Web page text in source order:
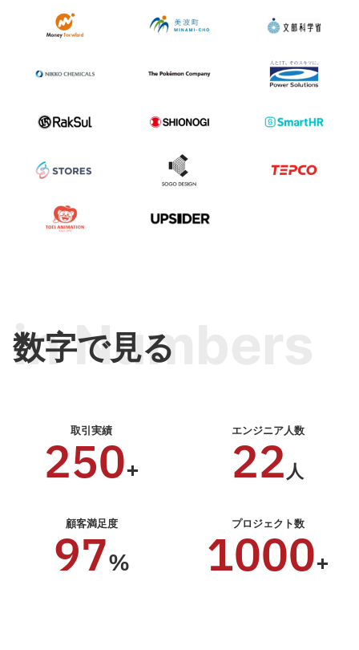
数字で見る
in Numbers
取引実績
250+
エンジニア人数
22人
顧客満足度
97%
プロジェクト数
1000+